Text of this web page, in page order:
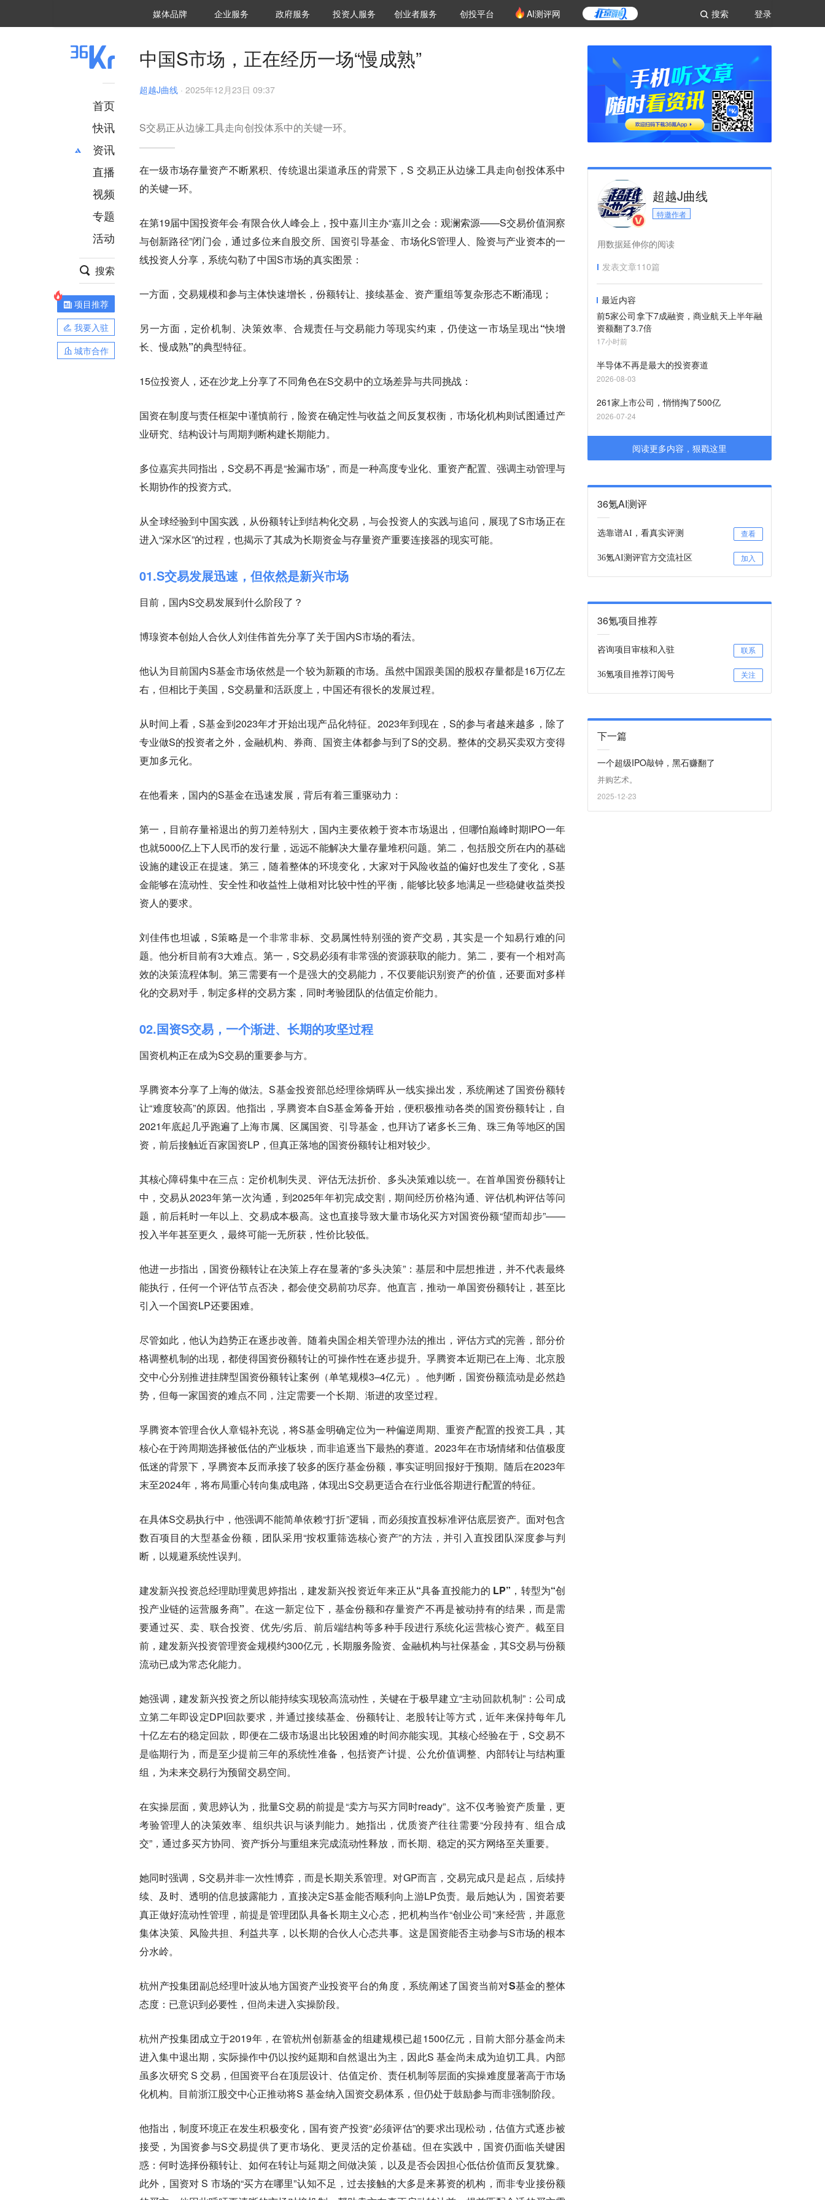
登录
搜索
媒体品牌 36Kr研究院
企业服务 城市之窗
政府服务 VClub投资机构库
投资机构职位推介
投资人服务 创投氪堂
创业者服务 创投平台 AI测评网
首页
快讯
资讯
推荐
财经
项目推荐
安徽
直播
视频
专题
活动
搜索
项目推荐
我要入驻
城市合作
中国S市场，正在经历一场“慢成熟”
超越J曲线 · 2025年12月23日 09:37
S交易正从边缘工具走向创投体系中的关键一环。
在一级市场存量资产不断累积、传统退出渠道承压的背景下，S 交易正从边缘工具走向创投体系中
的关键一环。
在第19届中国投资年会·有限合伙人峰会上，投中嘉川主办“嘉川之会：观澜索源——S交易价值洞察
与创新路径”闭门会，通过多位来自股交所、国资引导基金、市场化S管理人、险资与产业资本的一
线投资人分享，系统勾勒了中国S市场的真实图景：
一方面，交易规模和参与主体快速增长，份额转让、接续基金、资产重组等复杂形态不断涌现；
另一方面，定价机制、决策效率、合规责任与交易能力等现实约束，仍使这一市场呈现出“快增
长、慢成熟”的典型特征。
15位投资人，还在沙龙上分享了不同角色在S交易中的立场差异与共同挑战：
国资在制度与责任框架中谨慎前行，险资在确定性与收益之间反复权衡，市场化机构则试图通过产
业研究、结构设计与周期判断构建长期能力。
多位嘉宾共同指出，S交易不再是“捡漏市场”，而是一种高度专业化、重资产配置、强调主动管理与
长期协作的投资方式。
从全球经验到中国实践，从份额转让到结构化交易，与会投资人的实践与追问，展现了S市场正在
进入“深水区”的过程，也揭示了其成为长期资金与存量资产重要连接器的现实可能。
01.S交易发展迅速，但依然是新兴市场
目前，国内S交易发展到什么阶段了？
博瑔资本创始人合伙人刘佳伟首先分享了关于国内S市场的看法。
他认为目前国内S基金市场依然是一个较为新颖的市场。虽然中国跟美国的股权存量都是16万亿左
右，但相比于美国，S交易量和活跃度上，中国还有很长的发展过程。
从时间上看，S基金到2023年才开始出现产品化特征。2023年到现在，S的参与者越来越多，除了
专业做S的投资者之外，金融机构、券商、国资主体都参与到了S的交易。整体的交易买卖双方变得
更加多元化。
在他看来，国内的S基金在迅速发展，背后有着三重驱动力：
第一， 目前存量裕退出的剪刀差特别大 ，国内主要依赖于资本市场退出，但哪怕巅峰时期IPO一年
也就5000亿上下人民币的发行量，远远不能解决大量存量堆积问题。第二， 包括股交所在内的基础
设施的建设正在提速。 第三，随着整体的环境变化，大家对于风险收益的偏好也发生了变化 ，S基
金能够在流动性、安全性和收益性上做相对比较中性的平衡，能够比较多地满足一些稳健收益类投
资人的要求。
刘佳伟也坦诚，S策略是一个非常非标、交易属性特别强的资产交易，其实是一个知易行难的问
题。他分析目前有3大难点。第一，S交易必须有非常强的资源获取的能力。第二，要有一个相对高
效的决策流程体制。第三需要有一个是强大的交易能力，不仅要能识别资产的价值，还要面对多样
化的交易对手，制定多样的交易方案，同时考验团队的估值定价能力。
02.国资S交易，一个渐进、长期的攻坚过程
国资机构正在成为S交易的重要参与方。
孚腾资本分享了上海的做法。S基金投资部总经理徐炳晖从一线实操出发，系统阐述了国资份额转
让“难度较高”的原因。他指出，孚腾资本自S基金筹备开始，便积极推动各类的国资份额转让，自
2021年底起几乎跑遍了上海市属、区属国资、引导基金，也拜访了诸多长三角、珠三角等地区的国
资，前后接触近百家国资LP，但真正落地的国资份额转让相对较少。
其核心障碍集中在三点：定价机制失灵、评估无法折价、多头决策难以统一。 在首单国资份额转让
中，交易从2023年第一次沟通，到2025年年初完成交割，期间经历价格沟通、评估机构评估等问
题，前后耗时一年以上、交易成本极高。这也直接导致大量市场化买方对国资份额“望而却步”——
投入半年甚至更久，最终可能一无所获，性价比较低。
他进一步指出，国资份额转让在决策上存在显著的“多头决策”：基层和中层想推进，并不代表最终
能执行，任何一个评估节点否决，都会使交易前功尽弃。他直言，推动一单国资份额转让，甚至比
引入一个国资LP还要困难。
尽管如此，他认为趋势正在逐步改善。随着央国企相关管理办法的推出，评估方式的完善，部分价
格调整机制的出现，都使得国资份额转让的可操作性在逐步提升。孚腾资本近期已在上海、北京股
交中心分别推进挂牌型国资份额转让案例（单笔规模3–4亿元）。他判断，国资份额流动是必然趋
势，但每一家国资的难点不同，注定需要一个长期、渐进的攻坚过程。
孚腾资本管理合伙人章锟补充说，将S基金明确定位为一种偏逆周期、重资产配置的投资工具 ，其
核心在于跨周期选择被低估的产业板块，而非追逐当下最热的赛道。2023年在市场情绪和估值极度
低迷的背景下，孚腾资本反而承接了较多的医疗基金份额，事实证明回报好于预期。随后在2023年
末至2024年，将布局重心转向集成电路，体现出S交易更适合在行业低谷期进行配置的特征。
在具体S交易执行中，他强调不能简单依赖“打折”逻辑，而必须按直投标准评估底层资产。面对包含
数百项目的大型基金份额，团队采用“按权重筛选核心资产”的方法，并引入直投团队深度参与判
断，以规避系统性误判。
建发新兴投资总经理助理黄思婷指出，建发新兴投资近年来正从“具备直投能力的 LP”，转型为“创
投产业链的运营服务商”。 在这一新定位下，基金份额和存量资产不再是被动持有的结果，而是需
要通过买、卖、联合投资、优先/劣后、前后端结构等多种手段进行系统化运营核心资产。截至目
前，建发新兴投资管理资金规模约300亿元，长期服务险资、金融机构与社保基金，其S交易与份额
流动已成为常态化能力。
她强调，建发新兴投资之所以能持续实现较高流动性，关键在于极早建立“主动回款机制”：公司成
立第二年即设定DPI回款要求，并通过接续基金、份额转让、老股转让等方式，近年来保持每年几
十亿左右的稳定回款，即便在二级市场退出比较困难的时间亦能实现。其核心经验在于，S交易不
是临期行为，而是至少提前三年的系统性准备，包括资产计提、公允价值调整、内部转让与结构重
组，为未来交易行为预留交易空间。
在实操层面，黄思婷认为，批量S交易的前提是“卖方与买方同时ready”。这不仅考验资产质量，更
考验管理人的决策效率、组织共识与谈判能力。她指出，优质资产往往需要“分段持有、组合成
交”，通过多买方协同、资产拆分与重组来完成流动性释放，而长期、稳定的买方网络至关重要。
她同时强调，S交易并非一次性博弈，而是长期关系管理。对GP而言，交易完成只是起点，后续持
续、及时、透明的信息披露能力，直接决定S基金能否顺利向上游LP负责。最后她认为，国资若要
真正做好流动性管理，前提是管理团队具备长期主义心态，把机构当作“创业公司”来经营，并愿意
集体决策、风险共担、利益共享，以长期的合伙人心态共事。这是国资能否主动参与S市场的根本
分水岭。
杭州产投集团副总经理叶波从地方国资产业投资平台的角度，系统阐述了国资当前对S基金的整体
态度：已意识到必要性，但尚未进入实操阶段。
杭州产投集团成立于2019年，在管杭州创新基金的组建规模已超1500亿元，目前大部分基金尚未
进入集中退出期，实际操作中仍以按约延期和自然退出为主，因此S 基金尚未成为迫切工具。内部
虽多次研究 S 交易，但国资平台在顶层设计、估值定价、责任机制等层面的实操难度显著高于市场
化机构。目前浙江股交中心正推动将S 基金纳入国资交易体系，但仍处于鼓励参与而非强制阶段。
他指出，制度环境正在发生积极变化，国有资产投资“必须评估”的要求出现松动，估值方式逐步被
接受，为国资参与S交易提供了更市场化、更灵活的定价基础。但在实践中，国资仍面临关键困
惑：何时选择份额转让、如何在转让与延期之间做决策，以及是否会因担心低估价值而反复犹豫。
此外，国资对 S 市场的“买方在哪里”认知不足，过去接触的大多是来募资的机构，而非专业接份额
超越J曲线
特邀作者
用数据延伸你的阅读
发表文章110篇
最近内容
前5家公司拿下7成融资，商业航天上半年融
资额翻了3.7倍
17小时前
半导体不再是最大的投资赛道
2026-08-03
261家上市公司，悄悄掏了500亿
2026-07-24
阅读更多内容，狠戳这里
36氪AI测评
选靠谱AI，看真实评测 查看
36氪AI测评官方交流社区 加入
36氪项目推荐
咨询项目审核和入驻 联系
36氪项目推荐订阅号 关注
下一篇
一个超级IPO敲钟，黑石赚翻了
并购艺术。
2025-12-23